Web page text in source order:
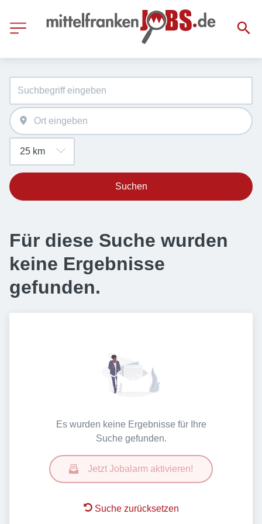
Suchen
Für diese Suche wurden
keine Ergebnisse
gefunden.
Es wurden keine Ergebnisse für Ihre
Suche gefunden.
Jetzt Jobalarm aktivieren!
Suche zurücksetzen